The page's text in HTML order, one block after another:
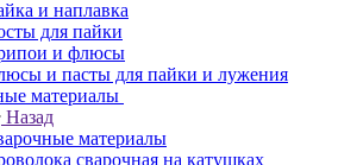
и наплавка
для пайки
и флюсы
и пасты для пайки и лужения
материалы
Назад
материалы
сварочная на катушках